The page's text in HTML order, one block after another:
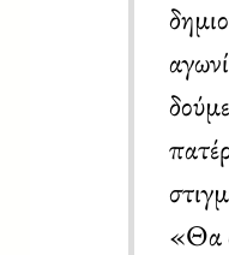
«Θα